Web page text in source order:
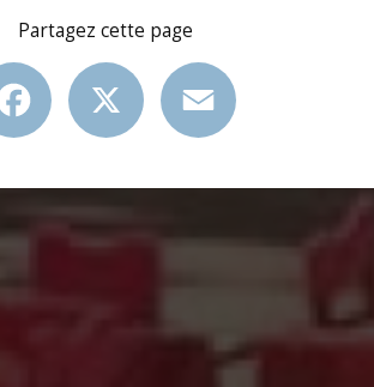
Partagez cette page
Facebook